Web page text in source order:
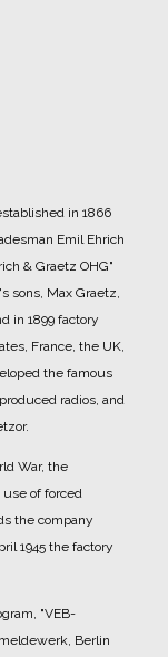
in 1866
Emil Ehrich
& Graetz OHG"
sons, Max Graetz,
in 1899 factory
France, the UK,
the famous
radios, and
War, the
of forced
the company
1945 the factory
"VEB-
Berlin